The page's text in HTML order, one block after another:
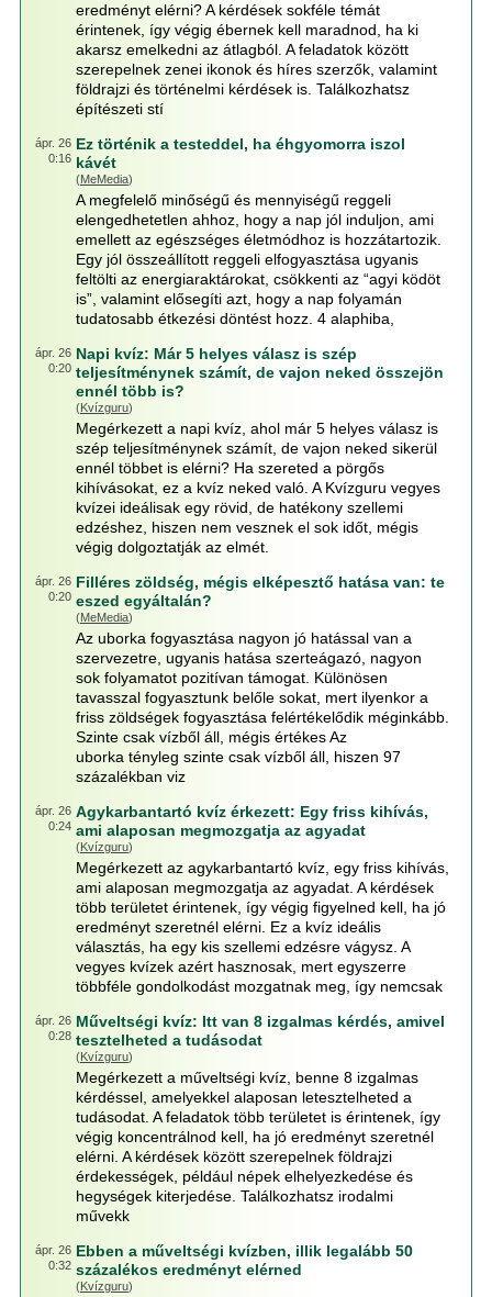
eredményt elérni? A kérdések sokféle témát
érintenek, így végig ébernek kell maradnod, ha ki
akarsz emelkedni az átlagból. A feladatok között
szerepelnek zenei ikonok és híres szerzők, valamint
földrajzi és történelmi kérdések is. Találkozhatsz
építészeti stí
ápr. 26
0:16
Ez történik a testeddel, ha éhgyomorra iszol
kávét
(MeMedia)
A megfelelő minőségű és mennyiségű reggeli
elengedhetetlen ahhoz, hogy a nap jól induljon, ami
emellett az egészséges életmódhoz is hozzátartozik.
Egy jól összeállított reggeli elfogyasztása ugyanis
feltölti az energiaraktárokat, csökkenti az “agyi ködöt
is”, valamint elősegíti azt, hogy a nap folyamán
tudatosabb étkezési döntést hozz. 4 alaphiba,
ápr. 26
0:20
Napi kvíz: Már 5 helyes válasz is szép
teljesítménynek számít, de vajon neked összejön
ennél több is?
(Kvízguru)
Megérkezett a napi kvíz, ahol már 5 helyes válasz is
szép teljesítménynek számít, de vajon neked sikerül
ennél többet is elérni? Ha szereted a pörgős
kihívásokat, ez a kvíz neked való. A Kvízguru vegyes
kvízei ideálisak egy rövid, de hatékony szellemi
edzéshez, hiszen nem vesznek el sok időt, mégis
végig dolgoztatják az elmét.
ápr. 26
0:20
Filléres zöldség, mégis elképesztő hatása van: te
eszed egyáltalán?
(MeMedia)
Az uborka fogyasztása nagyon jó hatással van a
szervezetre, ugyanis hatása szerteágazó, nagyon
sok folyamatot pozitívan támogat. Különösen
tavasszal fogyasztunk belőle sokat, mert ilyenkor a
friss zöldségek fogyasztása felértékelődik méginkább.
Szinte csak vízből áll, mégis értékes Az
uborka tényleg szinte csak vízből áll, hiszen 97
százalékban viz
ápr. 26
0:24
Agykarbantartó kvíz érkezett: Egy friss kihívás,
ami alaposan megmozgatja az agyadat
(Kvízguru)
Megérkezett az agykarbantartó kvíz, egy friss kihívás,
ami alaposan megmozgatja az agyadat. A kérdések
több területet érintenek, így végig figyelned kell, ha jó
eredményt szeretnél elérni. Ez a kvíz ideális
választás, ha egy kis szellemi edzésre vágysz. A
vegyes kvízek azért hasznosak, mert egyszerre
többféle gondolkodást mozgatnak meg, így nemcsak
ápr. 26
0:28
Műveltségi kvíz: Itt van 8 izgalmas kérdés, amivel
tesztelheted a tudásodat
(Kvízguru)
Megérkezett a műveltségi kvíz, benne 8 izgalmas
kérdéssel, amelyekkel alaposan letesztelheted a
tudásodat. A feladatok több területet is érintenek, így
végig koncentrálnod kell, ha jó eredményt szeretnél
elérni. A kérdések között szerepelnek földrajzi
érdekességek, például népek elhelyezkedése és
hegységek kiterjedése. Találkozhatsz irodalmi
művekk
ápr. 26
0:32
Ebben a műveltségi kvízben, illik legalább 50
százalékos eredményt elérned
(Kvízguru)